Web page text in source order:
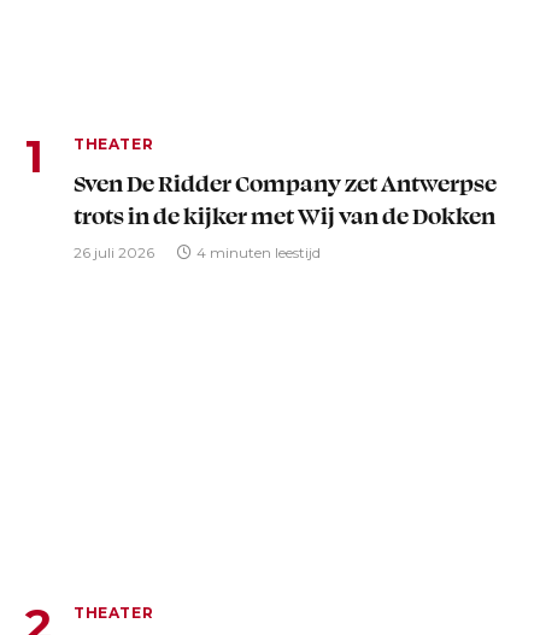
THEATER
Sven De Ridder Company zet Antwerpse
trots in de kijker met Wij van de Dokken
26 juli 2026 4 minuten leestijd
THEATER